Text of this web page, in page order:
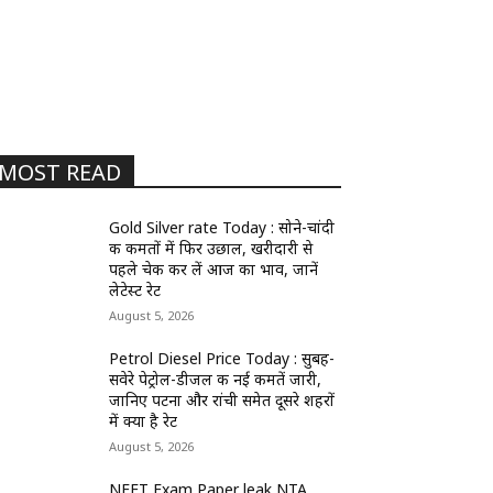
READ
Gold Silver rate Today : सोने-चांदी
की कीमतों में फिर उछाल, खरीदारी से
पहले चेक कर लें आज का भाव, जानें
लेटेस्ट रेट
August 5, 2026
Petrol Diesel Price Today : सुबह-
सवेरे पेट्रोल-डीजल की नई कीमतें जारी,
जानिए पटना और रांची समेत दूसरे शहरों
में क्या है रेट
August 5, 2026